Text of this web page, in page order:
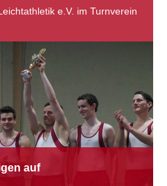
e.V. im Turnverein
auf